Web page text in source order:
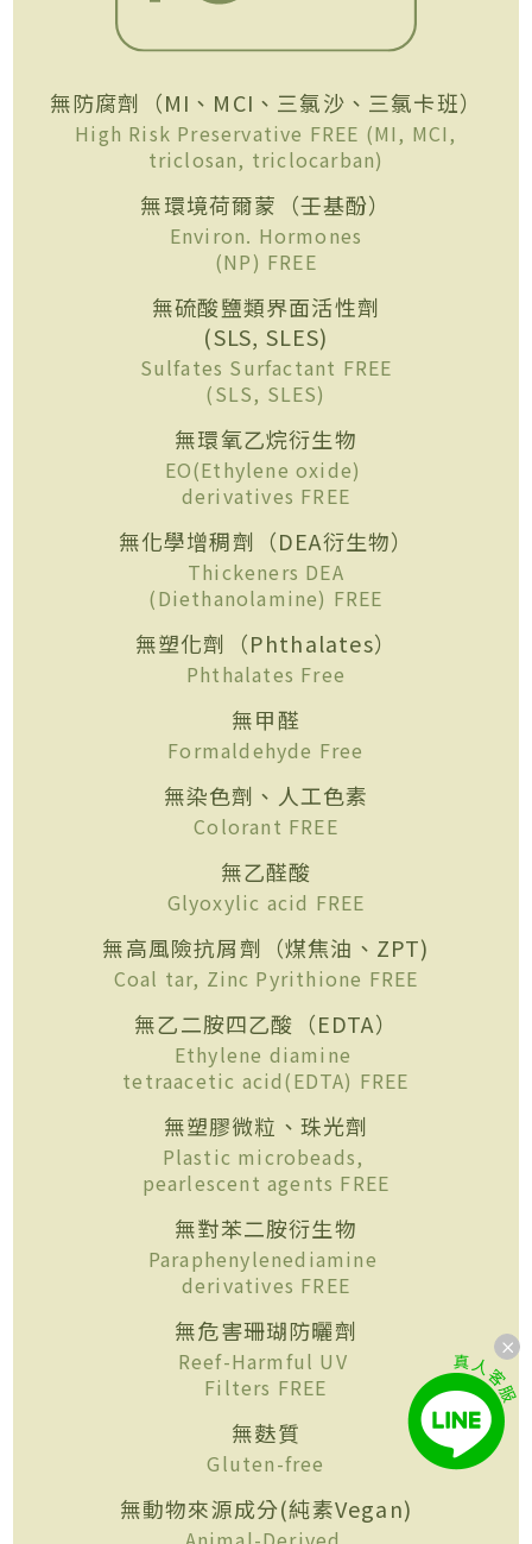
無防腐劑（MI、MCI、三氯沙、三氯卡班）
High Risk Preservative FREE (MI, MCI,
triclosan, triclocarban)
無環境荷爾蒙（壬基酚）
Environ. Hormones
(NP) FREE
無硫酸鹽類界面活性劑
(SLS, SLES)
Sulfates Surfactant FREE
(SLS, SLES)
無環氧乙烷衍生物
EO(Ethylene oxide)
derivatives FREE
無化學增稠劑（DEA衍生物）
Thickeners DEA
(Diethanolamine) FREE
無塑化劑（Phthalates）
Phthalates Free
無甲醛
Formaldehyde Free
無染色劑、人工色素
Colorant FREE
無乙醛酸
Glyoxylic acid FREE
無高風險抗屑劑（煤焦油、ZPT)
Coal tar, Zinc Pyrithione FREE
無乙二胺四乙酸（EDTA）
Ethylene diamine
tetraacetic acid(EDTA) FREE
無塑膠微粒、珠光劑
Plastic microbeads,
pearlescent agents FREE
無對苯二胺衍生物
Paraphenylenediamine
derivatives FREE
無危害珊瑚防曬劑
Reef-Harmful UV
Filters FREE
無麩質
Gluten-free
無動物來源成分(純素Vegan)